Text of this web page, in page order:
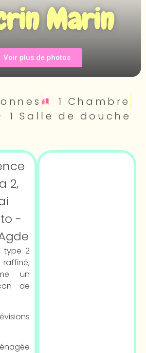
Marin
Voir plus de photos
1 Chambre
1 Salle de douche
2,
-
type 2
un
de